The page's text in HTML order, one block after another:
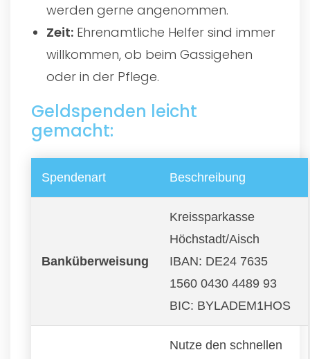
werden gerne angenommen.
Zeit: Ehrenamtliche Helfer sind immer
willkommen, ob beim Gassigehen
oder in der Pflege.
Geldspenden leicht
gemacht:
Spendenart Beschreibung
Banküberweisung
Kreissparkasse
Höchstadt/Aisch
IBAN: DE24 7635
1560 0430 4489 93
BIC: BYLADEM1HOS
Nutze den schnellen